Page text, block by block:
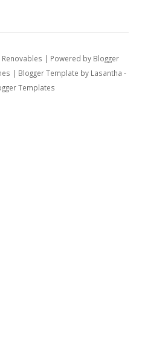
Renovables | Powered by Blogger
| Blogger Template by Lasantha -
Templates